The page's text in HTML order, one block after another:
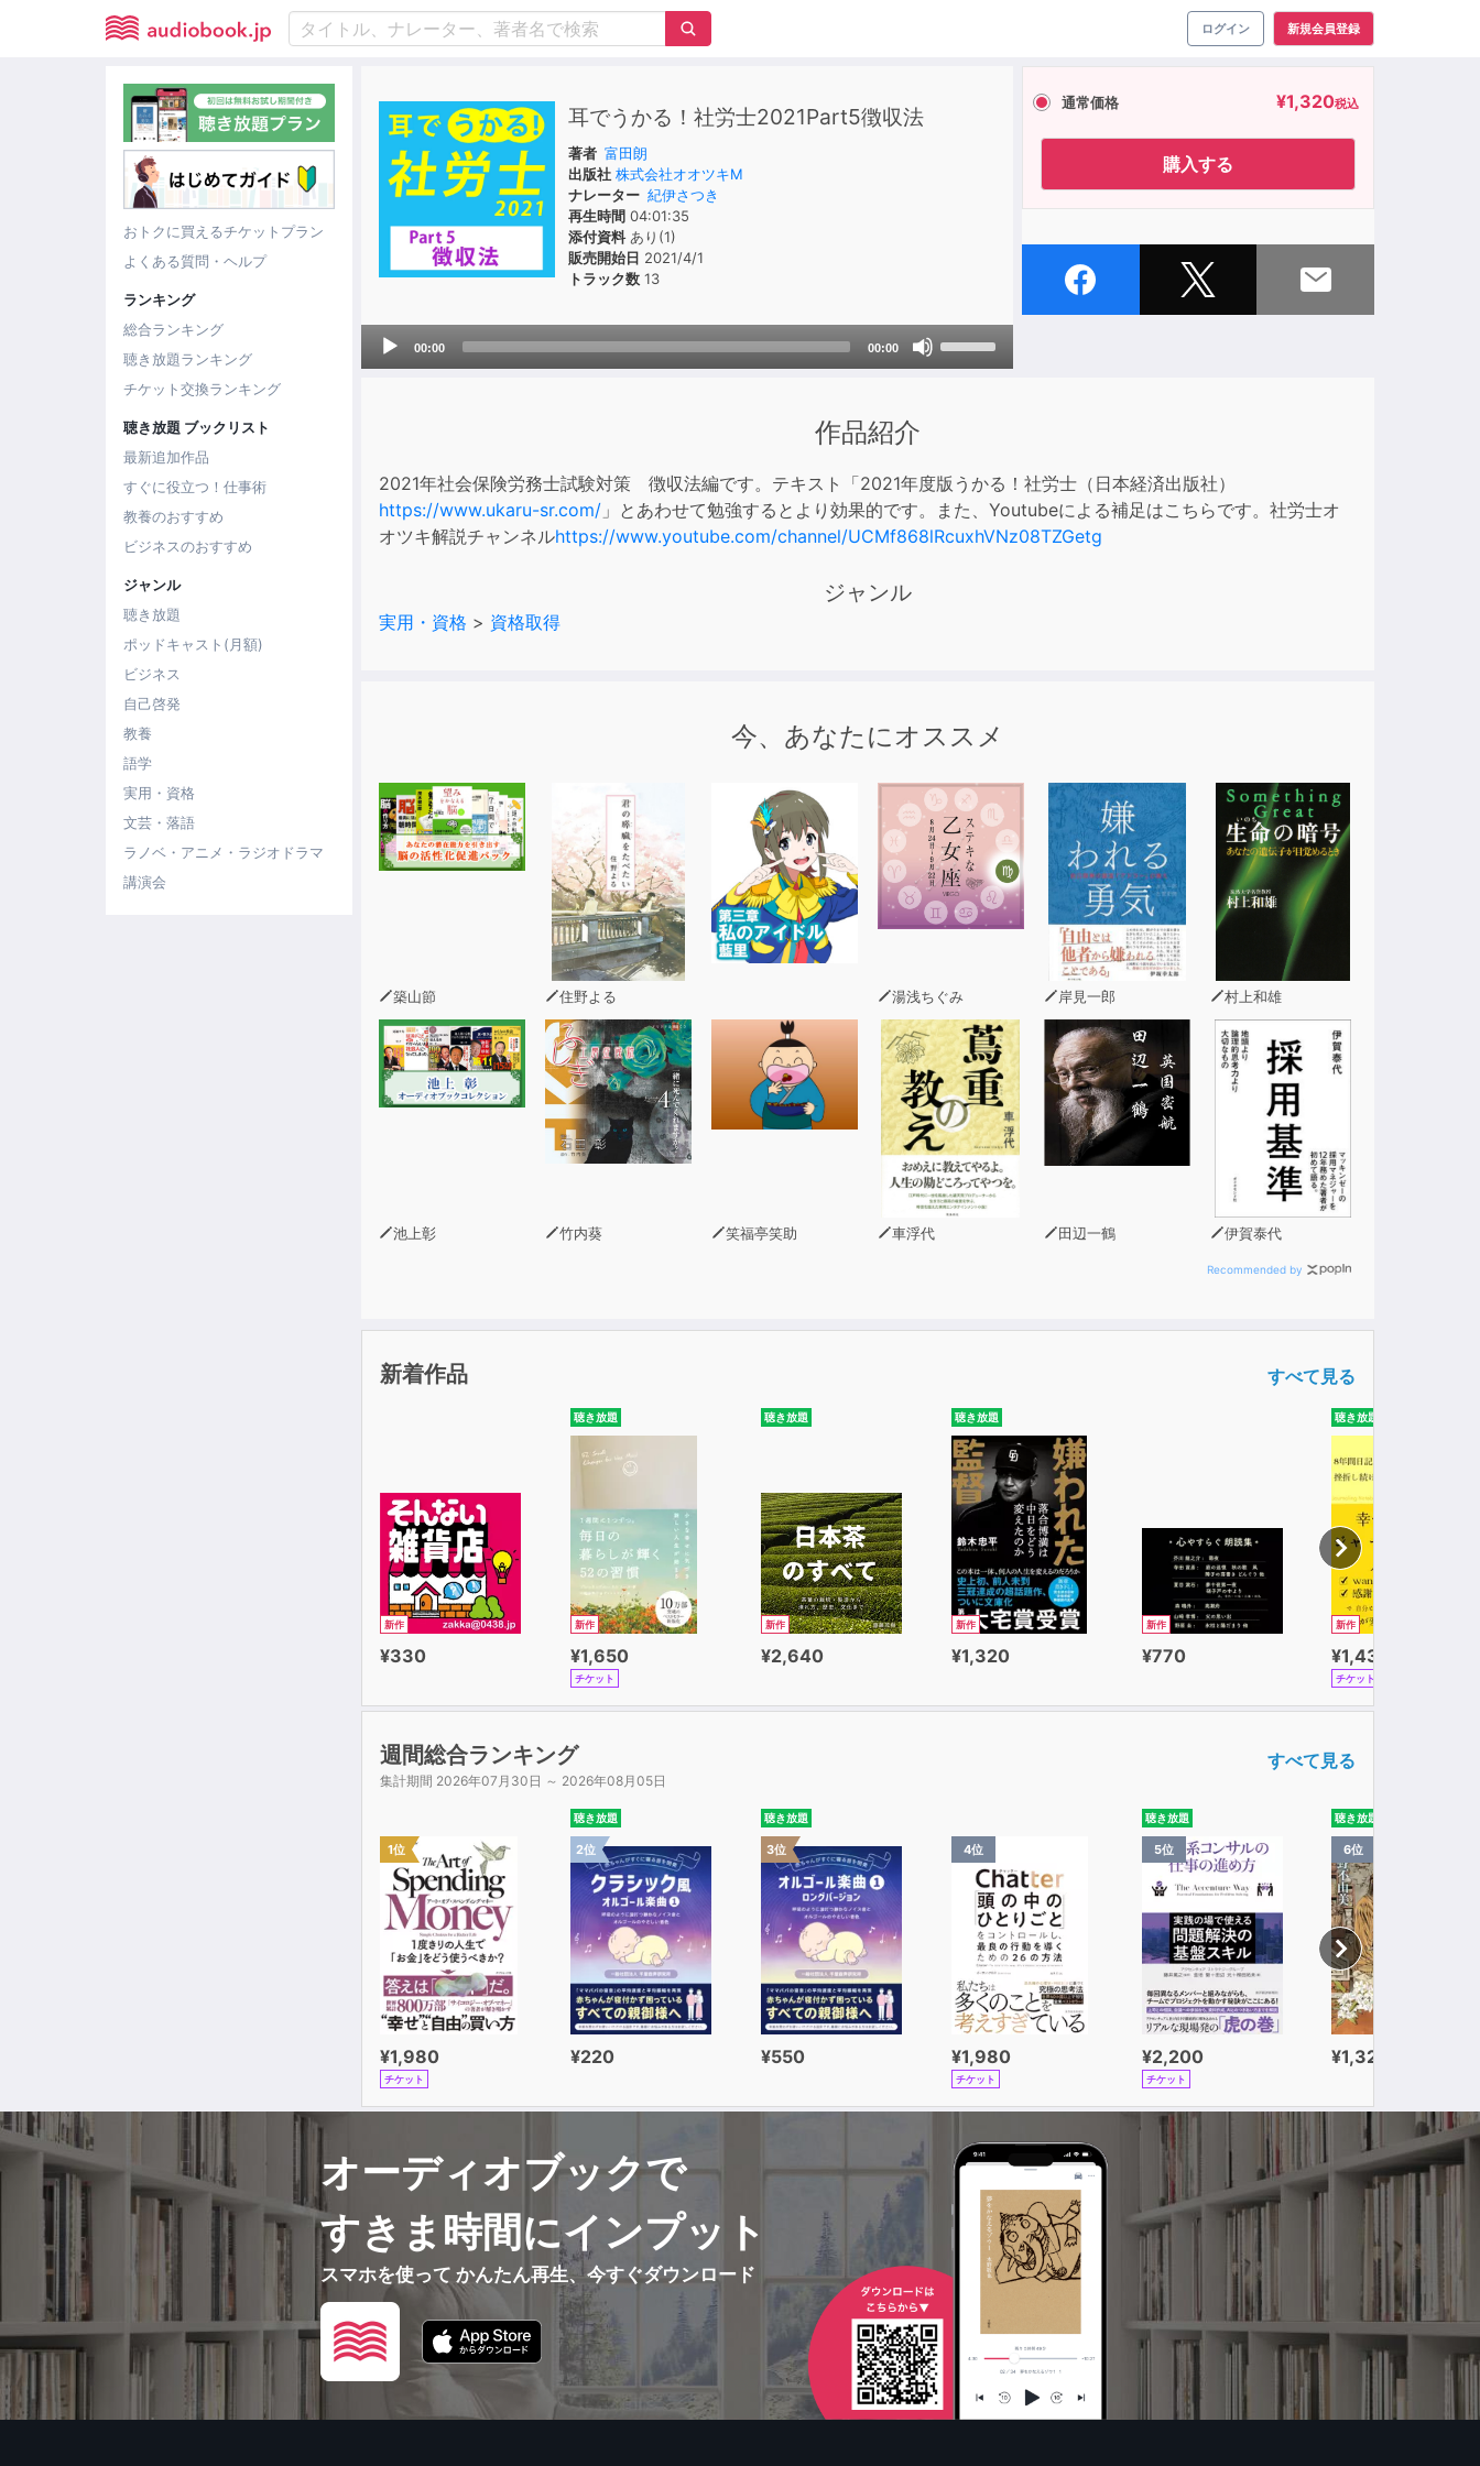
ログイン 新規会員登録
おトクに買えるチケットプラン
よくある質問・ヘルプ
ランキング
総合ランキング
聴き放題ランキング
チケット交換ランキング
聴き放題 ブックリスト
最新追加作品
すぐに役立つ！仕事術
教養のおすすめ
ビジネスのおすすめ
ジャンル
聴き放題
ポッドキャスト(月額)
ビジネス
自己啓発
教養
語学
実用・資格
文芸・落語
ラノベ・アニメ・ラジオドラマ
講演会
耳でうかる！社労士2021Part5徴収法
著者 富田朗
出版社 株式会社オオツキM
ナレーター 紀伊さつき
再生時間 04:01:35
添付資料あり(1)
販売開始日 2021/4/1
トラック数 13
Audio
00:00 00:00
or
decrease
volume.
通常価格 ¥1,320税込
購入する
作品紹介
2021年社会保険労務士試験対策 徴収法編です。テキスト「2021年度版うかる！社労士（日本経済出版社）
https://www.ukaru-sr.com/ 」とあわせて勉強するとより効果的です。また、Youtubeによる補足はこちらです。社労士オ
オツキ解説チャンネルhttps://www.youtube.com/channel/UCMf868lRcuxhVNz08TZGetg
ジャンル
実用・資格 > 資格取得
今、あなたにオススメ
築山節 住野よる 湯浅ちぐみ 岸見一郎 村上和雄
池上彰 竹内葵 笑福亭笑助 車浮代 田辺一鶴 伊賀泰代
Recommended by
新着作品 すべて見る
新作
¥330
聴き放題
新作
¥1,650
チケット
聴き放題
新作
¥2,640
聴き放題
新作
¥1,320
新作
¥770
聴き放題
新作
¥1,430
チケット
週間総合ランキング
集計期間 2026年07月30日 ～ 2026年08月05日
すべて見る
1位
¥1,980
チケット
聴き放題
2位
¥220
聴き放題
3位
¥550
4位
¥1,980
チケット
聴き放題
5位
¥2,200
チケット
聴き放題
6位
¥1,320
オーディオブックで
すきま時間にインプット
スマホを使って かんたん再生、今すぐダウンロード